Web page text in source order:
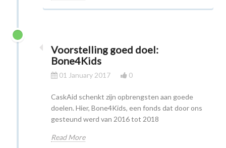
Voorstelling goed doel:
Bone4Kids
01 January 2017 0
CaskAid schenkt zijn opbrengsten aan goede
doelen. Hier, Bone4Kids, een fonds dat door ons
gesteund werd van 2016 tot 2018
Read More